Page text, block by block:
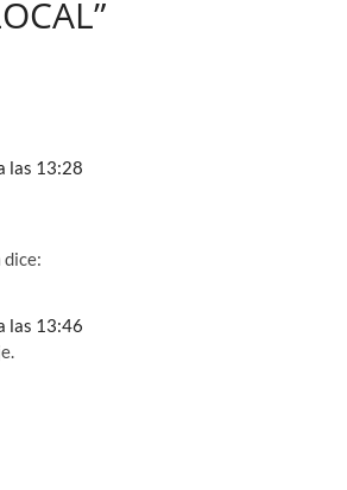
las 13:28
dice:
las 13:46